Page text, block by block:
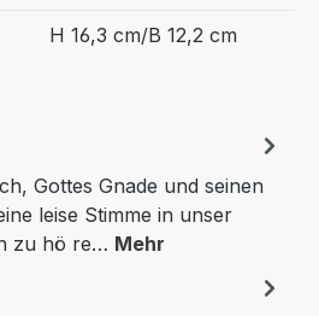
H 16,3 cm/B 12,2 cm
Gottes Gnade und seinen
leise Stimme in unser
zu hö re… Mehr